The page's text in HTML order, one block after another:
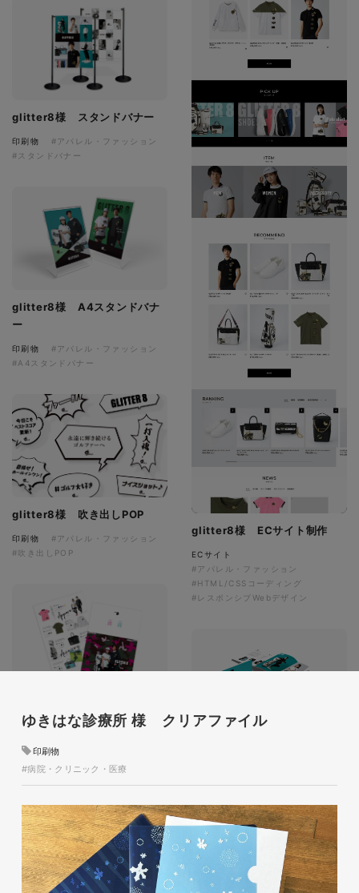
glitter8様 ECサイト制作
ECサイト
#アパレル・ファッション
#HTML/CSSコーディング
#レスポンシブWebデザイン
glitter8様 スタンドバナー
印刷物
#アパレル・ファッション
#スタンドバナー
glitter8様 A4スタンドバナ
ー
印刷物
#アパレル・ファッション
#A4スタンドバナー
glitter8様 吹き出しPOP
印刷物
#アパレル・ファッション
#吹き出しPOP
印刷物
#アパレル・ファッション
#カタログ
ゆきはな診療所 様 クリアファイル
印刷物
#病院・クリニック・医療